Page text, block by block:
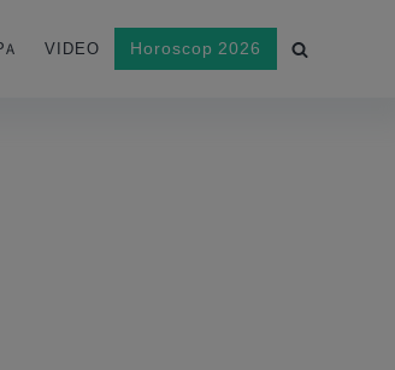
VIDEO Horoscop 2026